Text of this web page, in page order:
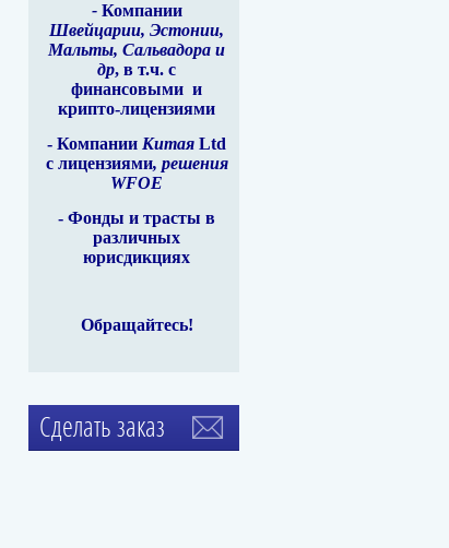
Ethereum $ 1,897
1.26%
- Компании
Швейцарии, Эстонии,
Мальты, Сальвадора и
др, в т.ч. с
финансовыми и
крипто-лицензиями
- Компании Китая Ltd
с лицензиями, решения
WFOE
- Фонды и трасты в
различных
юрисдикциях
Обращайтесь!
Сделать заказ